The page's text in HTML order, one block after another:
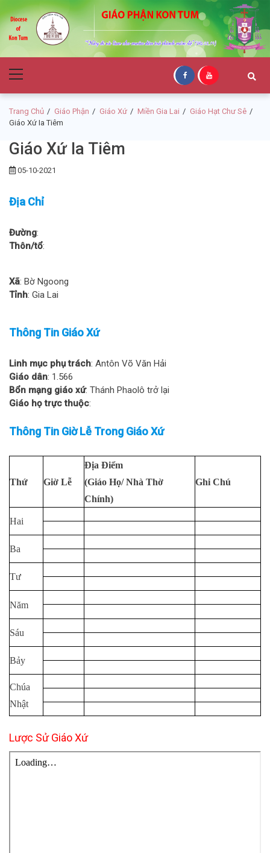
to
navigation
to
content
Giáo Phận Kon
Tum
Menu
Trang Chủ Giáo Phận Giáo Xứ Miền Gia Lai
Giáo Hạt Chư Sê
Giáo Xứ Ia Tiêm
Giáo Xứ Ia Tiêm
05-10-2021
Địa Chỉ
Đường:
Thôn/tổ:
Xã: Bờ Ngoong
Tỉnh: Gia Lai
Thông Tin Giáo Xứ
Linh mục phụ trách: Antôn Võ Văn Hải
Giáo dân: 1.566
Bổn mạng giáo xứ: Thánh Phaolô trở lại
Giáo họ trực thuộc:
Thông Tin Giờ Lễ Trong Giáo Xứ
Thứ Giờ Lễ
Địa Điểm
(Giáo Họ/ Nhà Thờ
Chính)
Ghi Chú
Hai
Ba
Tư
Năm
Sáu
Bảy
Chúa
Nhật
Lược Sử Giáo Xứ